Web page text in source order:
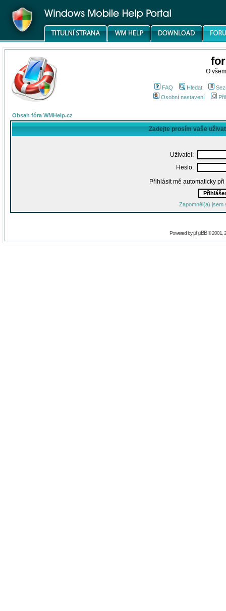
O
FAQ Hledat
Osobní nastavení
Obsah fóra WMHelp.cz
Zadejte prosím vaše
Uživatel:
Heslo:
Přihlásit mě automaticky
Zapomněl(a) jsem
Powered byphpBB© 2001,